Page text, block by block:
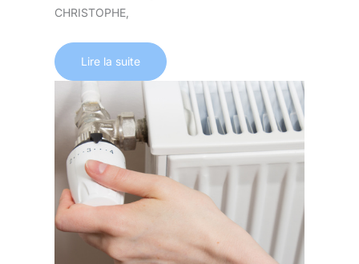
CHRISTOPHE,
Lire la suite